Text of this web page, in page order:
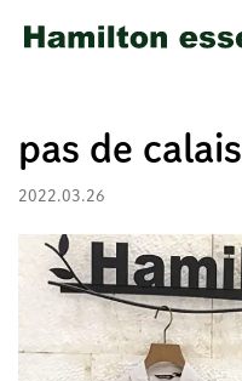
pas de calais
2022.03.26